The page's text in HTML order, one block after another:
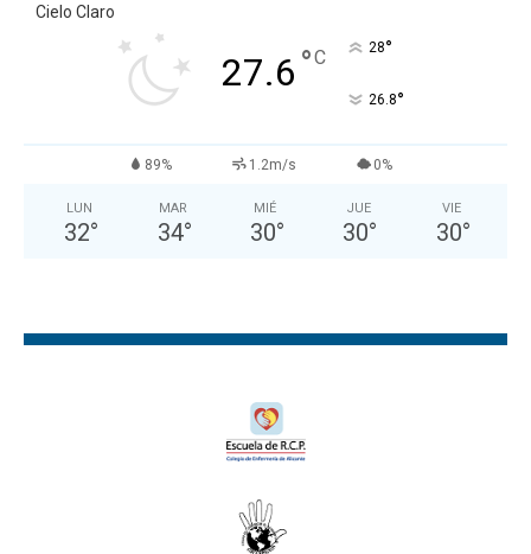
Cielo Claro
27.6 °C 28°
26.8°
89% 1.2m/s 0%
LUN
32°
MAR
34°
MIÉ
30°
JUE
30°
VIE
30°